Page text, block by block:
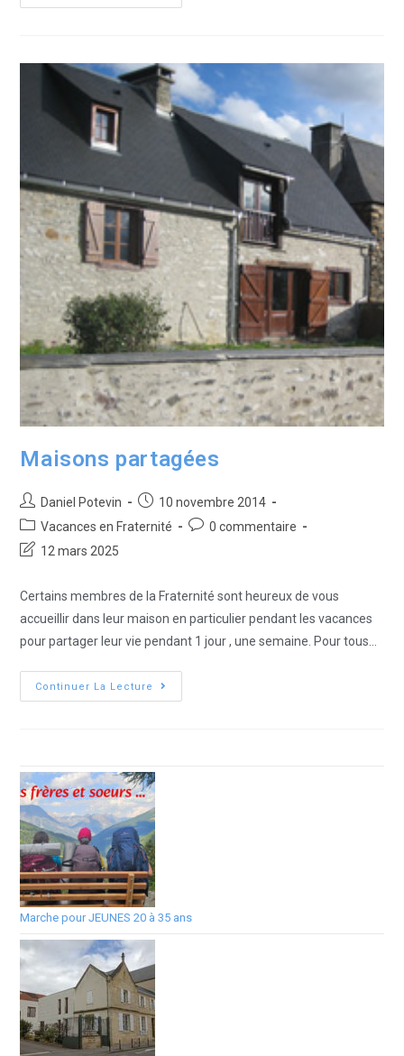
Maisons partagées
Daniel Potevin
10 novembre 2014
Vacances en Fraternité
0 commentaire
12 mars 2025
Certains membres de la Fraternité sont heureux de vous
accueillir dans leur maison en particulier pendant les vacances
pour partager leur vie pendant 1 jour , une semaine. Pour tous…
Continuer La Lecture
Marche pour JEUNES 20 à 35 ans